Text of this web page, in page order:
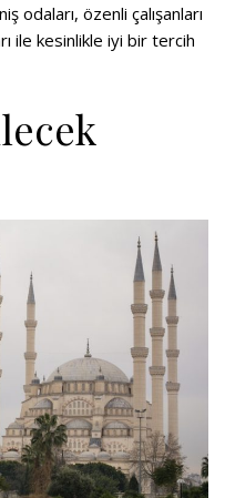
odaları, özenli çalışanları
ile kesinlikle iyi bir tercih